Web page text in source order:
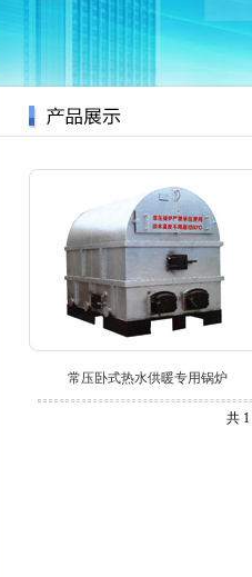
常压卧式热水供暖专用锅炉
共